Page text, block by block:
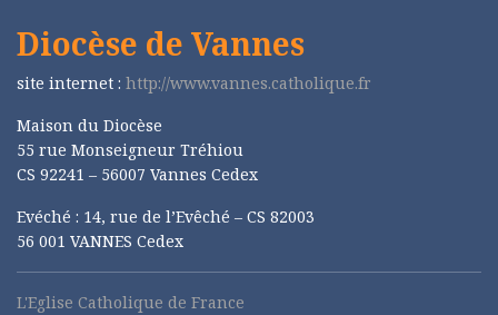
Diocèse de Vannes
site internet : http://www.vannes.catholique.fr
Maison du Diocèse
55 rue Monseigneur Tréhiou
CS 92241 – 56007 Vannes Cedex
Evéché : 14, rue de l’Evêché – CS 82003
56 001 VANNES Cedex
L'Eglise Catholique de France